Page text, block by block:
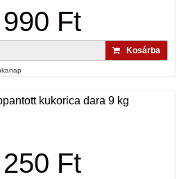
Ft
Kosárba
kukorica dara 9 kg
Ft